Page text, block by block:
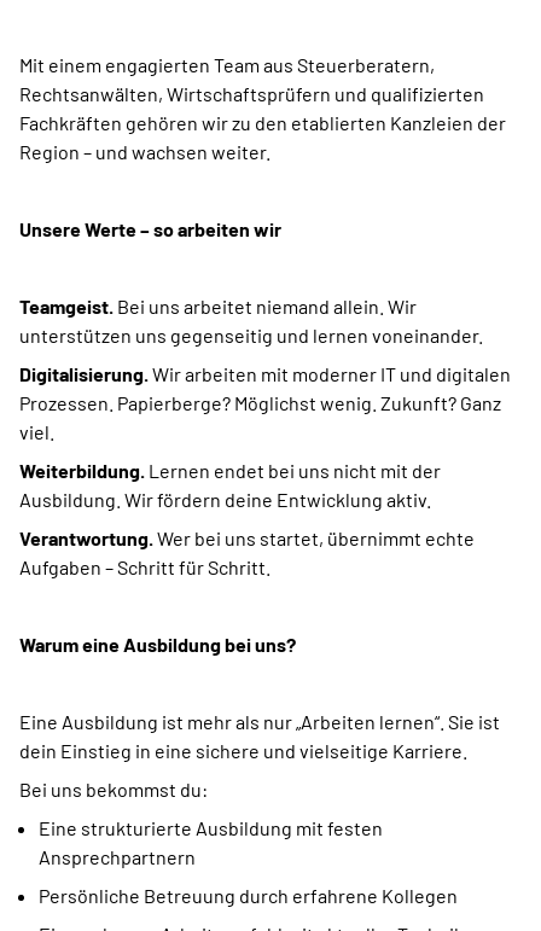
Mit einem engagierten Team aus Steuerberatern,
Rechtsanwälten, Wirtschaftsprüfern und qualifizierten
Fachkräften gehören wir zu den etablierten Kanzleien der
Region – und wachsen weiter.
Unsere Werte – so arbeiten wir
Teamgeist. Bei uns arbeitet niemand allein. Wir
unterstützen uns gegenseitig und lernen voneinander.
Digitalisierung.Wir arbeiten mit moderner IT und digitalen
Prozessen. Papierberge? Möglichst wenig. Zukunft? Ganz
viel.
Weiterbildung. Lernen endet bei uns nicht mit der
Ausbildung. Wir fördern deine Entwicklung aktiv.
Verantwortung.Wer bei uns startet, übernimmt echte
Aufgaben – Schritt für Schritt.
Warum eine Ausbildung bei uns?
Eine Ausbildung ist mehr als nur „Arbeiten lernen“. Sie ist
dein Einstieg in eine sichere und vielseitige Karriere.
Bei uns bekommst du:
Eine strukturierte Ausbildung mit festen
Ansprechpartnern
Persönliche Betreuung durch erfahrene Kollegen